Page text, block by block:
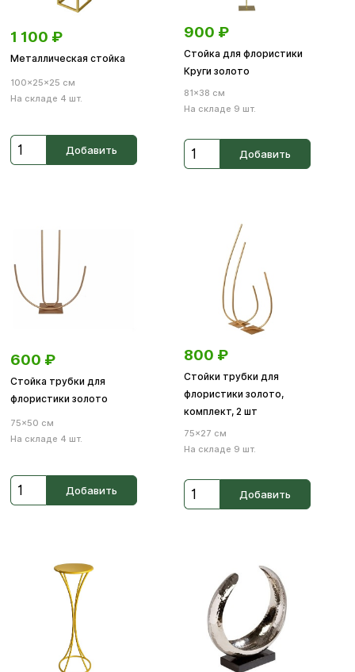
1 100 ₽
Металлическая стойка
100×25×25 см
На складе 4 шт.
Добавить
900 ₽
Стойка для флористики
Круги золото
81×38 см
На складе 9 шт.
Добавить
600 ₽
Стойка трубки для
флористики золото
75×50 см
На складе 4 шт.
Добавить
800 ₽
Стойки трубки для
флористики золото,
комплект, 2 шт
75×27 см
На складе 9 шт.
Добавить